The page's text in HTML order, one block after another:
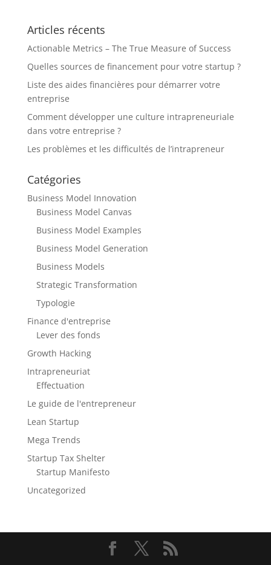
Articles récents
Actionable Metrics – The True Measure of Success
Quelles sources de financement pour votre startup ?
Liste des aides financières pour démarrer votre
entreprise
Comment développer une culture intrapreneuriale
dans votre entreprise ?
Les problèmes et les difficultés de l’intrapreneur
Catégories
Business Model Innovation
Business Model Canvas
Business Model Examples
Business Model Generation
Business Models
Strategic Transformation
Typologie
Finance d'entreprise
Lever des fonds
Growth Hacking
Intrapreneuriat
Effectuation
Le guide de l'entrepreneur
Lean Startup
Mega Trends
Startup Tax Shelter
Startup Manifesto
Uncategorized